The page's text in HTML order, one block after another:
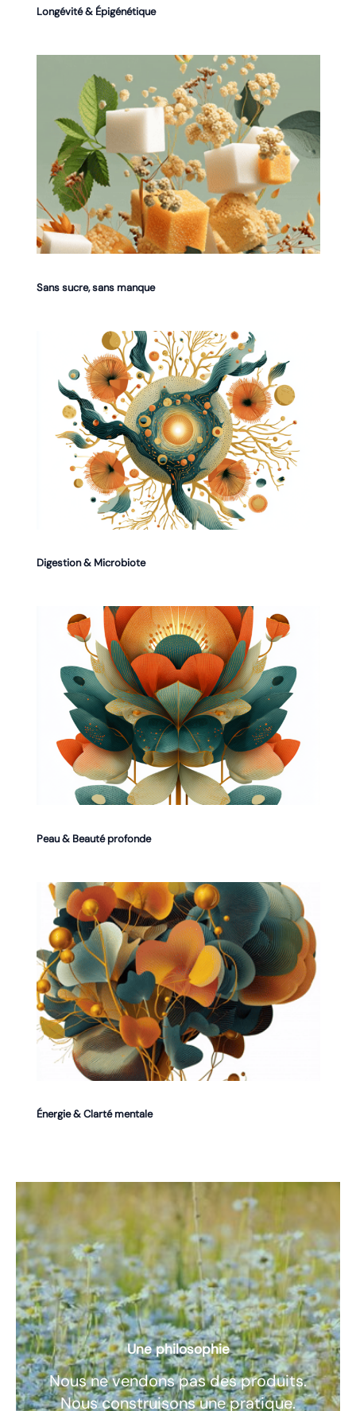
Longévité & Épigénétique
Sans sucre, sans manque
Digestion & Microbiote
Peau & Beauté profonde
Énergie & Clarté mentale
Une philosophie
Nous ne vendons pas des produits.
Nous construisons une pratique.